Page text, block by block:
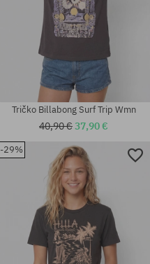
Dostupné veľkosti:
Tričko Billabong Surf Trip Wmn
40,90 €37,90 €
-29%